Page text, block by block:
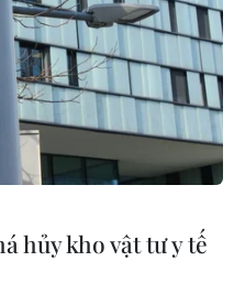
nổ bên ngoài trụ
tiếng súng nổ đã xuất
phòng Sudan ở thủ đô
hủy kho vật tư y tế